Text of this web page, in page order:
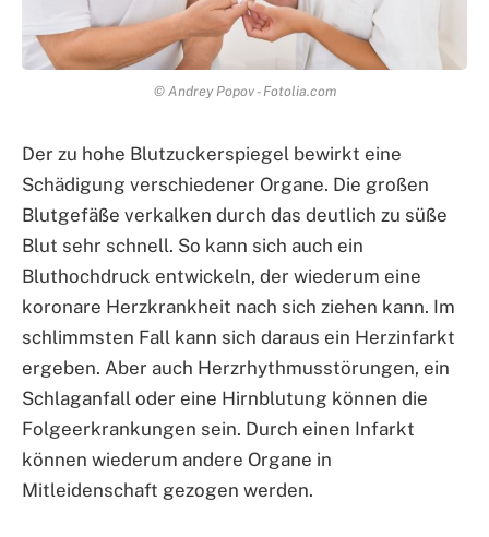
© Andrey Popov - Fotolia.com
Der zu hohe Blutzuckerspiegel bewirkt eine
Schädigung verschiedener Organe. Die großen
Blutgefäße verkalken durch das deutlich zu süße
Blut sehr schnell. So kann sich auch ein
Bluthochdruck entwickeln, der wiederum eine
koronare Herzkrankheit nach sich ziehen kann. Im
schlimmsten Fall kann sich daraus ein Herzinfarkt
ergeben. Aber auch Herzrhythmusstörungen, ein
Schlaganfall oder eine Hirnblutung können die
Folgeerkrankungen sein. Durch einen Infarkt
können wiederum andere Organe in
Mitleidenschaft gezogen werden.